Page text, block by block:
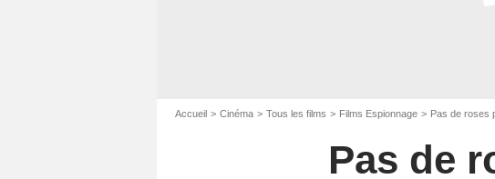
Accueil Cinéma Tous les films Films Espionnage Pas de roses
Pas de